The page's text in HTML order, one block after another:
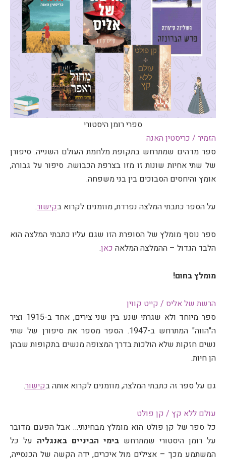
ספרי רומן היסטורי
הזמיר / כריסטין האנה
ספר מדהים שמתרחש בתקופת מלחמת העולם השנייה. סיפורן
של שתי אחיות שונות זו מזו בצרפת הכבושה. סיפור על גבורה,
אומץ והיחסים הסבוכים בין בני משפחה.
על הספר כתבתי המלצה נפרדת, מוזמנים לקרוא בקישור.
ספר נוסף מומלץ של הסופרת הזו שגם עליו כתבתי המלצה הוא
הלבד הגדול – ההמלצה המלאה כאן.
מומלץ בחום!
הרשת של אליס / קייט קווין
ספר מיוחד ולא שגרתי שנע בין שני צירים, אחד ב-1915 וציר
ה"הווה" המתרחש ב-1947. הספר מספר את סיפורן של שתי
נשים חזקות שלא הולכות בדרך המצופה מנשים בתקופות שבהן
הן חיות.
גם על ספר זה כתבתי המלצה, מוזמנים לקרוא אותה בקישור.
עולם ללא קץ / קן פולט
כל ספר של קן פולט הוא מומלץ מבחינתי… אבל הפעם מדובר
על רומן היסטורי שמתרחש בימי הביניים באנגליה על כל
המשתמע מכך – אצילים מול איכרים, ידה הקשה של הכנסייה,